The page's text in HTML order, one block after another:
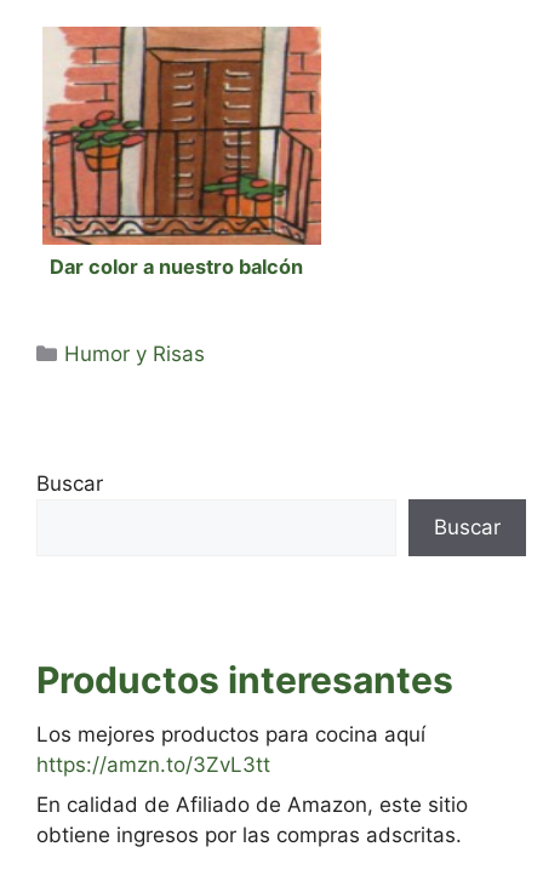
Dar color a nuestro balcón
Categorías
Humor y Risas
Buscar
Buscar
Productos interesantes
Los mejores productos para cocina aquí
https://amzn.to/3ZvL3tt
En calidad de Afiliado de Amazon, este sitio
obtiene ingresos por las compras adscritas.